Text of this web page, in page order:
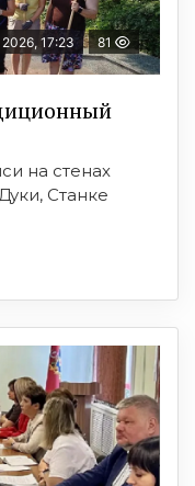
17:23 81
на стенах
Станке